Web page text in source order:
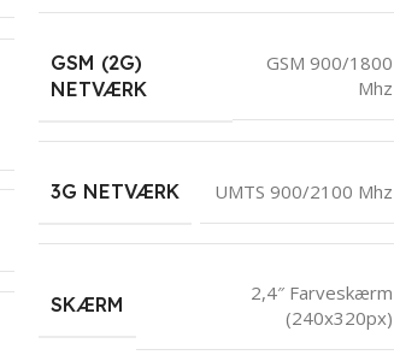
GSM (2G)
NETVÆRK
GSM 900/1800
Mhz
3G NETVÆRK UMTS 900/2100 Mhz
SKÆRM
2,4″ Farveskærm
(240x320px)